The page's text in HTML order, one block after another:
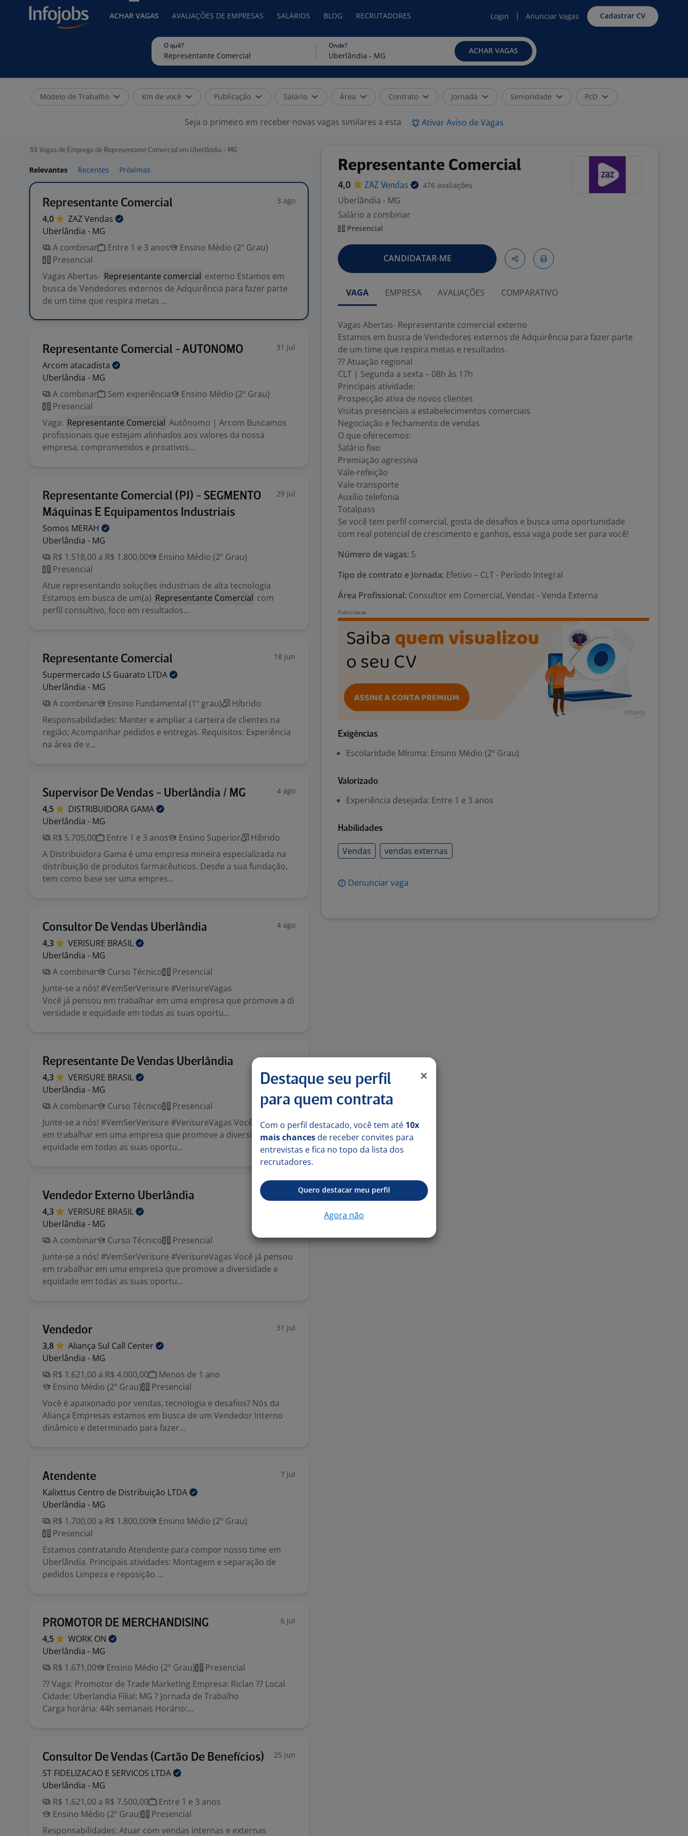
ACHAR VAGAS AVALIAÇÕES DE EMPRESAS SALÁRIOS BLOG RECRUTADORES Login Anunciar Vagas Cadastrar CV
O quê? Onde?
ACHAR VAGAS
Modelo de Trabalho Km de você Publicação Salário Área Contrato Jornada Senioridade PcD
Seja o primeiro em receber novas vagas similares a esta Ativar Aviso de Vagas
33 Vagas de Emprego de Representante Comercial em Uberlândia - MG
Relevantes Recentes Próximas
Representante Comercial 3 ago
4,0 ZAZVendas
Uberlândia - MG
A combinar
Entre 1 e 3 anos
Ensino Médio (2º Grau)
Presencial
Vagas Abertas- Representante comercial externo Estamos em
busca de Vendedores externos de Adquirência para fazer parte
de um time que respira metas ...
Representante Comercial - AUTONOMO 31 jul
Arcom atacadista
Uberlândia - MG
A combinar
Sem experiência
Ensino Médio (2º Grau)
Presencial
Vaga: Representante Comercial Autônomo | Arcom Buscamos
profissionais que estejam alinhados aos valores da nossa
empresa, comprometidos e proativos...
Representante Comercial (PJ) - SEGMENTO
Máquinas E Equipamentos Industriais
29 jul
Somos MERAH
Uberlândia - MG
R$ 1.518,00 a R$ 1.800,00
Ensino Médio (2º Grau)
Presencial
Atue representando soluções industriais de alta tecnologia
Estamos em busca de um(a) Representante Comercial com
perfil consultivo, foco em resultados...
Representante Comercial 18 jun
Supermercado LS Guarato LTDA
Uberlândia - MG
A combinar
Ensino Fundamental (1º grau)
Híbrido
Responsabilidades: Manter e ampliar a carteira de clientes na
região; Acompanhar pedidos e entregas. Requisitos: Experiência
na área de v...
Supervisor De Vendas - Uberlândia / MG 4 ago
4,5 DISTRIBUIDORA GAMA
Uberlândia - MG
R$ 5.705,00
Entre 1 e 3 anos Ensino Superior
Híbrido
A Distribuidora Gama é uma empresa mineira especializada na
distribuição de produtos farmacêuticos. Desde a sua fundação,
tem como base ser uma empres...
Consultor De Vendas Uberlândia 4 ago
4,3 VERISURE BRASIL
Uberlândia - MG
A combinar
Curso Técnico
Presencial
Junte-se a nós! #VemSerVerisure #VerisureVagas
Você já pensou em trabalhar em uma empresa que promove a di
versidade e equidade em todas as suas oportu...
Representante De Vendas Uberlândia 4 ago
4,3 VERISURE BRASIL
Uberlândia - MG
A combinar
Curso Técnico
Presencial
Junte-se a nós! #VemSerVerisure #VerisureVagas Você já pensou
em trabalhar em uma empresa que promove a diversidade e
equidade em todas as suas oportu...
Vendedor Externo Uberlândia
4,3 VERISURE BRASIL
Uberlândia - MG
A combinar
Curso Técnico
Presencial
Junte-se a nós! #VemSerVerisure #VerisureVagas Você já pensou
em trabalhar em uma empresa que promove a diversidade e
equidade em todas as suas oportu...
Vendedor 31 jul
3,8 Aliança Sul Call Center
Uberlândia - MG
R$ 1.621,00 a R$ 4.000,00
Menos de 1 ano
Ensino Médio (2º Grau)
Presencial
Você é apaixonado por vendas, tecnologia e desafios? Nós da
Aliança Empresas estamos em busca de um Vendedor Interno
dinâmico e determinado para fazer...
Atendente 7 jul
Kalixttus Centro de Distribuição LTDA
Uberlândia - MG
R$ 1.700,00 a R$ 1.800,00
Ensino Médio (2º Grau)
Presencial
Estamos contratando Atendente para compor nosso time em
Uberlândia. Principais atividades: Montagem e separação de
pedidos Limpeza e reposição ...
PROMOTOR DE MERCHANDISING 6 jul
4,5 WORK ON
Uberlândia - MG
R$ 1.671,00
Ensino Médio (2º Grau)
Presencial
?? Vaga: Promotor de Trade Marketing Empresa: Riclan ?? Local
Cidade: Uberlandia Filial: MG ? Jornada de Trabalho
Carga horária: 44h semanais Horário:...
Consultor De Vendas (Cartão De Benefícios) 25 jun
ST FIDELIZACAO E SERVICOS LTDA
Uberlândia - MG
R$ 1.621,00 a R$ 7.500,00
Entre 1 e 3 anos
Ensino Médio (2º Grau)
Presencial
Responsabilidades: Atuar com vendas internas e externas
Representante Comercial
4,0 ZAZ Vendas 476 avaliações
Uberlândia - MG
Salário a combinar
Presencial
CANDIDATAR-ME
VAGA EMPRESA AVALIAÇÕES COMPARATIVO
Vagas Abertas- Representante comercial externo
Estamos em busca de Vendedores externos de Adquirência para fazer parte
de um time que respira metas e resultados.
?? Atuação regional
CLT | Segunda a sexta – 08h às 17h
Principais atividade:
Prospecção ativa de novos clientes
Visitas presenciais a estabelecimentos comerciais
Negociação e fechamento de vendas
O que oferecemos:
Salário fixo
Premiação agressiva
Vale-refeição
Vale-transporte
Auxílio telefonia
Totalpass
Se você tem perfil comercial, gosta de desafios e busca uma oportunidade
com real potencial de crescimento e ganhos, essa vaga pode ser para você!
Número de vagas: 5
Tipo de contrato e Jornada: Efetivo – CLT - Período Integral
Área Profissional: Consultor em Comercial, Vendas - Venda Externa
Exigências
Escolaridade Mínima: Ensino Médio (2º Grau)
Valorizado
Experiência desejada: Entre 1 e 3 anos
Habilidades
Vendas vendas externas
Denunciar vaga
Destaque seu perfil
para quem contrata
Com o perfil destacado, você tem até 10x
mais chances de receber convites para
entrevistas e fica no topo da lista dos
recrutadores.
Quero destacar meu perfil
Agora não